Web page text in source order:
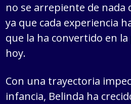
no se arrepiente de nada
ya que cada experiencia
que la ha convertido en
hoy.
Con una trayectoria
infancia, Belinda ha